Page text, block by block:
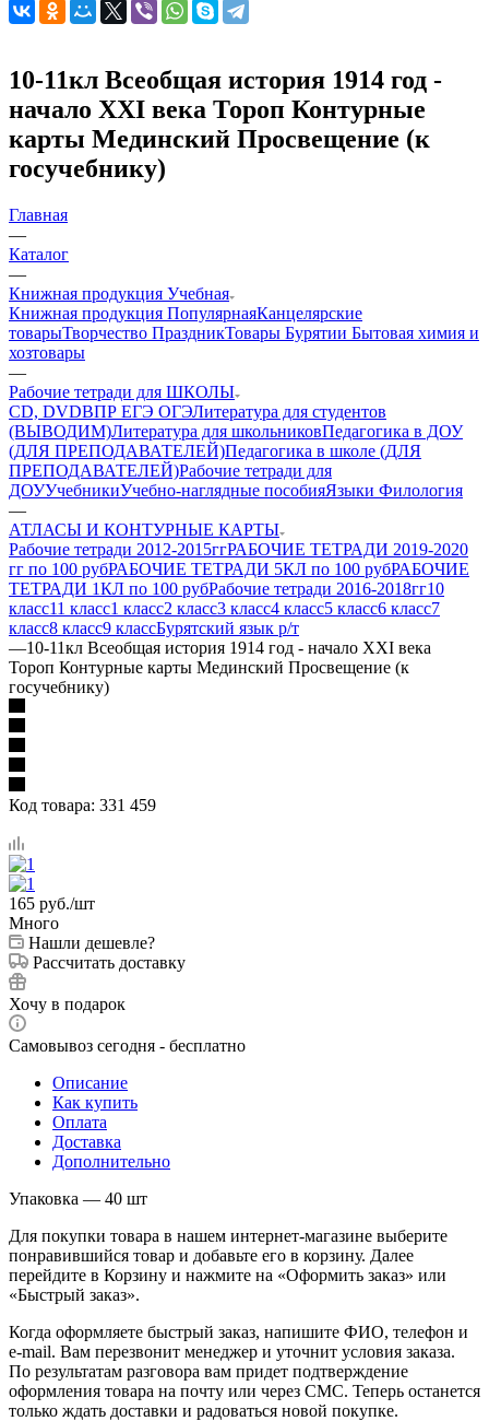
10-11кл Всеобщая история 1914 год -
начало XXI века Тороп Контурные
карты Мединский Просвещение (к
госучебнику)
Главная
—
Каталог
—
Книжная продукция Учебная
Книжная продукция ПопулярнаяКанцелярские
товарыТворчество ПраздникТовары Бурятии Бытовая химия и
хозтовары
—
Рабочие тетради для ШКОЛЫ
CD, DVDВПР ЕГЭ ОГЭЛитература для студентов
(ВЫВОДИМ)Литература для школьниковПедагогика в ДОУ
(ДЛЯ ПРЕПОДАВАТЕЛЕЙ)Педагогика в школе (ДЛЯ
ПРЕПОДАВАТЕЛЕЙ)Рабочие тетради для
ДОУУчебникиУчебно-наглядные пособияЯзыки Филология
—
АТЛАСЫ И КОНТУРНЫЕ КАРТЫ
Рабочие тетради 2012-2015ггРАБОЧИЕ ТЕТРАДИ 2019-2020
гг по 100 рубРАБОЧИЕ ТЕТРАДИ 5КЛ по 100 рубРАБОЧИЕ
ТЕТРАДИ 1КЛ по 100 рубРабочие тетради 2016-2018гг10
класс11 класс1 класс2 класс3 класс4 класс5 класс6 класс7
класс8 класс9 классБурятский язык р/т
—10-11кл Всеобщая история 1914 год - начало XXI века
Тороп Контурные карты Мединский Просвещение (к
госучебнику)
Код товара: 331 459
165 руб./шт
Много
Нашли дешевле?
Рассчитать доставку
Хочу в подарок
Самовывоз сегодня - бесплатно
Описание
Как купить
Оплата
Доставка
Дополнительно
Упаковка — 40 шт
Для покупки товара в нашем интернет-магазине выберите
понравившийся товар и добавьте его в корзину. Далее
перейдите в Корзину и нажмите на «Оформить заказ» или
«Быстрый заказ».
Когда оформляете быстрый заказ, напишите ФИО, телефон и
e-mail. Вам перезвонит менеджер и уточнит условия заказа.
По результатам разговора вам придет подтверждение
оформления товара на почту или через СМС. Теперь останется
только ждать доставки и радоваться новой покупке.